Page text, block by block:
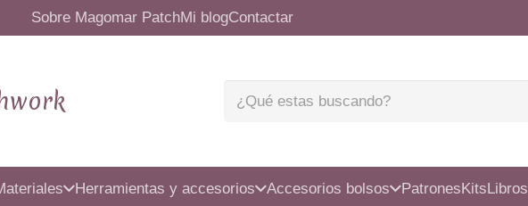
Sobre Magomar PatchMi blogContactar
Herramientas y accesorios Accesorios bolsos PatronesKitsLibros